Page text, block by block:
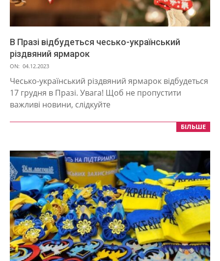
В Празі відбудеться чесько-український
різдвяний ярмарок
2023-
12-
04
ON: 04.12.2023
Чесько-український різдвяний ярмарок відбудеться
17 грудня в Празі. Увага! Щоб не пропустити
важливі новини, слідкуйте
БІЛЬШЕ